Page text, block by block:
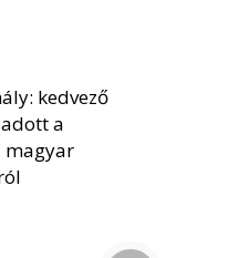
kedvező
a
magyar